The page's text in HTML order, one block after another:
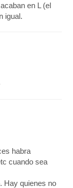
en L (el
igual.
habra
cuando sea
Hay quienes no